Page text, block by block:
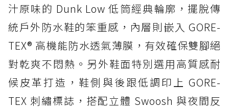
汁原味的 Dunk Low 低筒經典輪廓，擺脫傳
統戶外防水鞋的笨重感，內層則嵌入 GORE-
TEX® 高機能防水透氣薄膜，有效確保雙腳絕
對乾爽不悶熱。另外鞋面特別選用高質感耐
候皮革打造，鞋側與後跟低調印上 GORE-
TEX 刺繡標誌，搭配立體 Swoosh 與夜間反